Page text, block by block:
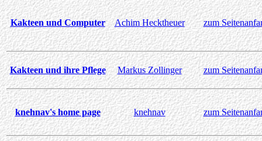
Kakteen und Computer Achim Hecktheuer zum
Kakteen und ihre Pflege Markus Zollinger zum
knehnav's home page knehnav zum